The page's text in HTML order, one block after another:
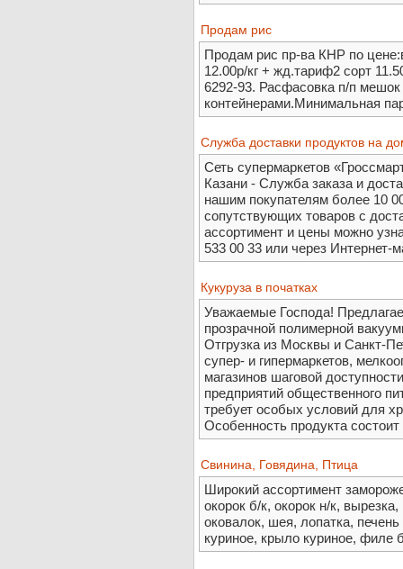
Продам рис
Продам рис пр-ва КНР по
12.00р/кг + жд.тариф2 сорт
6292-93. Расфасовка п/п мешок
контейнерами.Минимальная
Служба доставки продуктов на
Сеть супермаркетов
Казани - Служба заказа и
нашим покупателям более 10
сопутствующих товаров с
ассортимент и цены можно
533 00 33 или через Интернет-
Кукуруза в початках
Уважаемые Господа!
прозрачной полимерной
Отгрузка из Москвы и Санкт-
супер- и гипермаркетов,
магазинов шаговой
предприятий общественного
требует особых условий для
Особенность продукта
Свинина, Говядина, Птица
Широкий ассортимент
окорок б/к, окорок н/к,
оковалок, шея, лопатка,
куриное, крыло куриное, филе